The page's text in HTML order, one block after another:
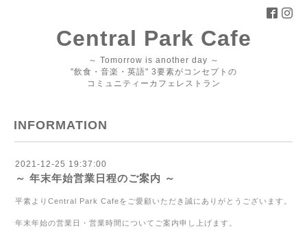
Central Park Cafe
～ Tomorrow is another day ～
"飲食・音楽・英語" 3要素がコンセプトの
コミュニティーカフェレストラン
INFORMATION
2021-12-25 19:37:00
～ 年末年始営業日程のご案内 ～
平素より Central Park Cafeをご愛顧いただき誠にありがとうございます。
年末年始の営業日・営業時間についてご案内申し上げます。